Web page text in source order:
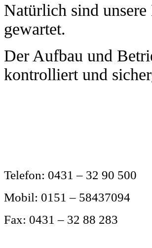
Natürlich sind
gewartet.
Der Aufbau und
kontrolliert und
Telefon: 0431 – 32 90 500
Mobil: 0151 – 58437094
Fax: 0431 – 32 88 283